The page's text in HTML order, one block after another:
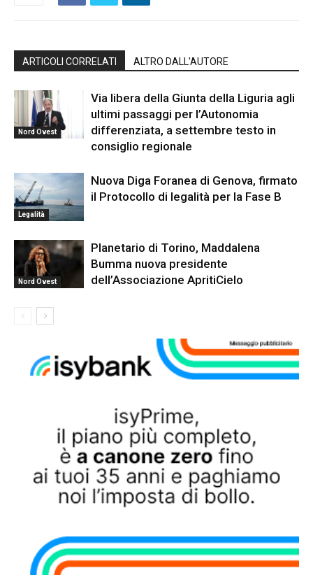
ARTICOLI CORRELATI ALTRO DALL'AUTORE
Nord Ovest
Via libera della Giunta della Liguria agli
ultimi passaggi per l’Autonomia
differenziata, a settembre testo in
consiglio regionale
Legalità
Nuova Diga Foranea di Genova, firmato
il Protocollo di legalità per la Fase B
Nord Ovest
Planetario di Torino, Maddalena
Bumma nuova presidente
dell’Associazione ApritiCielo